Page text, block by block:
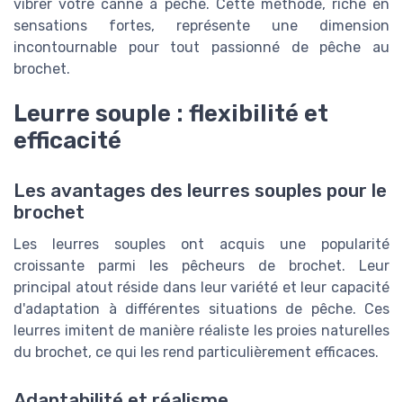
vibrer votre canne à pêche. Cette méthode, riche en
sensations fortes, représente une dimension
incontournable pour tout passionné de pêche au
brochet.
Leurre souple : flexibilité et
efficacité
Les avantages des leurres souples pour le
brochet
Les leurres souples ont acquis une popularité
croissante parmi les pêcheurs de brochet. Leur
principal atout réside dans leur variété et leur capacité
d'adaptation à différentes situations de pêche. Ces
leurres imitent de manière réaliste les proies naturelles
du brochet, ce qui les rend particulièrement efficaces.